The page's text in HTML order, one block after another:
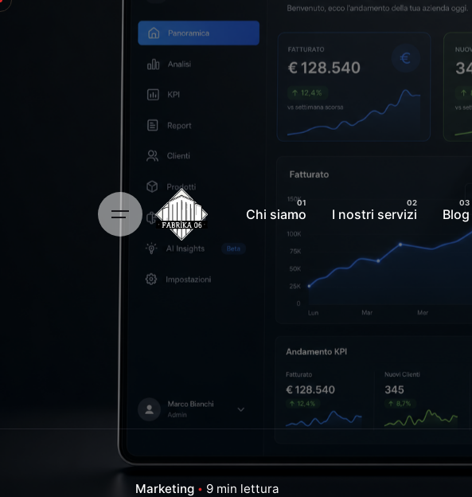
Chi siamo I nostri servizi Blog
Marketing 9 min lettura